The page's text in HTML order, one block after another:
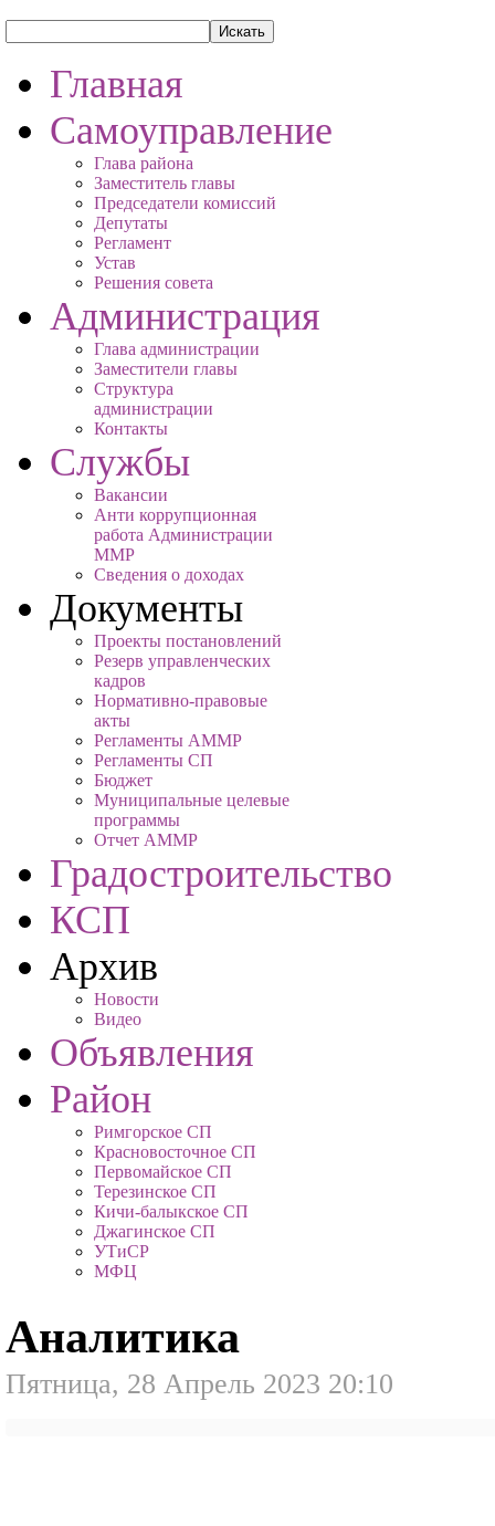
Главная
Самоуправление
Глава района
Заместитель главы
Председатели комиссий
Депутаты
Регламент
Устав
Решения совета
Администрация
Глава администрации
Заместители главы
Структура
администрации
Контакты
Службы
Вакансии
Анти коррупционная
работа Администрации
ММР
Сведения о доходах
Документы
Проекты постановлений
Резерв управленческих
кадров
Нормативно-правовые
акты
Регламенты АММР
Регламенты СП
Бюджет
Муниципальные целевые
программы
Отчет АММР
Градостроительство
КСП
Архив
Новости
Видео
Объявления
Район
Римгорское СП
Красновосточное СП
Первомайское СП
Терезинское СП
Кичи-балыкское СП
Джагинское СП
УТиСР
МФЦ
Аналитика
Пятница, 28 Апрель 2023 20:10